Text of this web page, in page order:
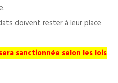
doivent rester à leur place
sanctionnée selon les lois